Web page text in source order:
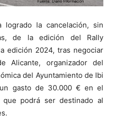
la cancelación, sin
de la edición del Rally
edición 2024, tras negociar
Alicante, organizador del
del Ayuntamiento de Ibi
gasto de 30.000 € en el
podrá ser destinado al